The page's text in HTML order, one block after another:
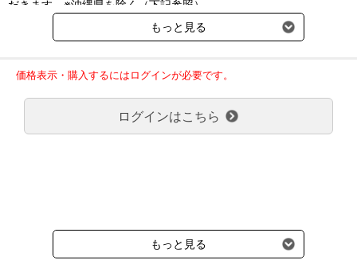
著者：石田卓夫
A4判 336頁 オールカラー
だきます。※沖縄県を除く（下記参照）
※2017年11月14日（火）より沖縄県へのお届けにつきましては、1
回のご注文金額（税込）が、30,000円以上で配送無料となります。
ご了承のほどよろしくお願い致します。
弊社都合でお届けが２回以上に分かれる場合の送料負担は、１回分
のみで新たな送料は発生しません。
大型商品送料が必要な商品をご注文の場合は、大型商品送料のみご
負担頂きます。
受けます。
もっと見る
価格表示・購入するにはログインが必要です。
ログインはこちら
もっと見る